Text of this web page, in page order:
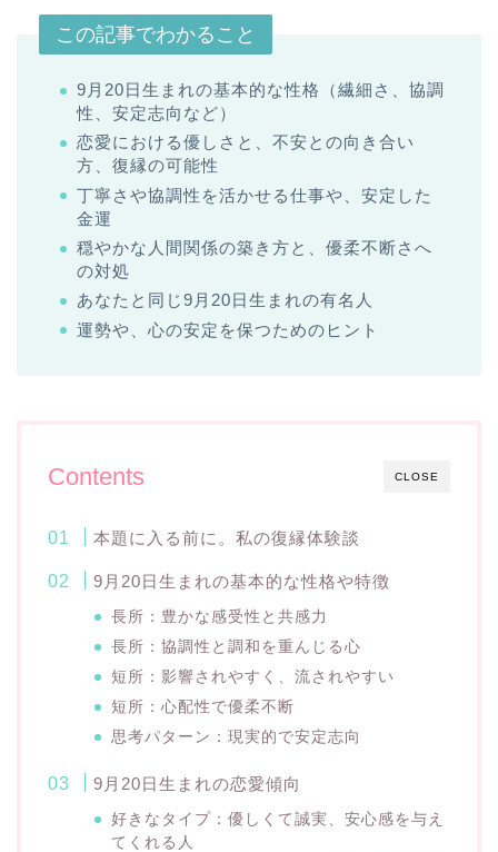
この記事でわかること
9月20日生まれの基本的な性格（繊細さ、協調
性、安定志向など）
恋愛における優しさと、不安との向き合い
方、復縁の可能性
丁寧さや協調性を活かせる仕事や、安定した
金運
穏やかな人間関係の築き方と、優柔不断さへ
の対処
あなたと同じ9月20日生まれの有名人
運勢や、心の安定を保つためのヒント
CLOSE
Contents
本題に入る前に。私の復縁体験談
9月20日生まれの基本的な性格や特徴
長所：豊かな感受性と共感力
長所：協調性と調和を重んじる心
短所：影響されやすく、流されやすい
短所：心配性で優柔不断
思考パターン：現実的で安定志向
9月20日生まれの恋愛傾向
好きなタイプ：優しくて誠実、安心感を与え
てくれる人